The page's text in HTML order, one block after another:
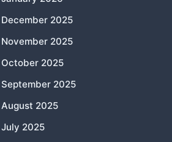
December 2025
November 2025
October 2025
September 2025
August 2025
July 2025